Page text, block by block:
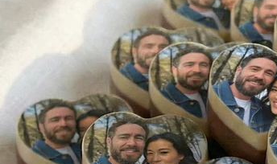
Biglietto d'auguri gratuito
Realizza qualcosa di unico in pochi passi –
perfetto.